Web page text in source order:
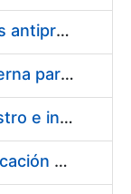
Suministro de gafas graduadas antiproyecciones para los trabajadores de la FNMT-RCM en los centros de trabajo de Madrid y Burgos
Servicios de una empresa externa para el asesoramiento y resolución de los recursos de alzada que se presentan relacionados con procesos de selección para la FNMT-RCM
Acuerdo marco para el suministro e instalación de persianas, estores y otros complementos
Servicio de Calibración y Verificación Externa de los Equipos de Medición del Servicio de Prevención de la FNMT-RCM